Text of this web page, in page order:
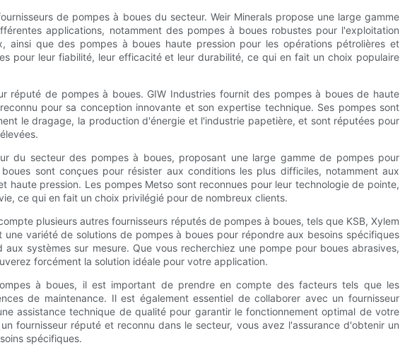
de pompes à boues du secteur. Weir Minerals propose une large gamme
applications, notamment des pompes à boues robustes pour l'exploitation
ainsi que des pompes à boues haute pression pour les opérations pétrolières et
pour leur fiabilité, leur efficacité et leur durabilité, ce qui en fait un choix populaire
réputé de pompes à boues. GIW Industries fournit des pompes à boues de haute
pour sa conception innovante et son expertise technique. Ses pompes sont
le dragage, la production d'énergie et l'industrie papetière, et sont réputées pour
du secteur des pompes à boues, proposant une large gamme de pompes pour
sont conçues pour résister aux conditions les plus difficiles, notamment aux
haute pression. Les pompes Metso sont reconnues pour leur technologie de pointe,
ce qui en fait un choix privilégié pour de nombreux clients.
plusieurs autres fournisseurs réputés de pompes à boues, tels que KSB, Xylem
une variété de solutions de pompes à boues pour répondre aux besoins spécifiques
systèmes sur mesure. Que vous recherchiez une pompe pour boues abrasives,
forcément la solution idéale pour votre application.
à boues, il est important de prendre en compte des facteurs tels que les
de maintenance. Il est également essentiel de collaborer avec un fournisseur
assistance technique de qualité pour garantir le fonctionnement optimal de votre
fournisseur réputé et reconnu dans le secteur, vous avez l'assurance d'obtenir un
spécifiques.